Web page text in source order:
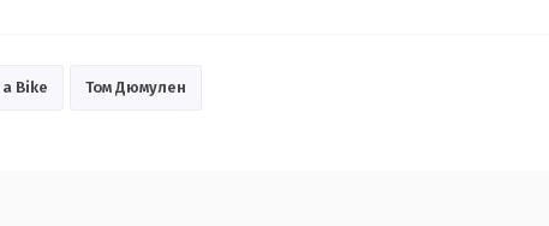
Bike Том Дюмулен